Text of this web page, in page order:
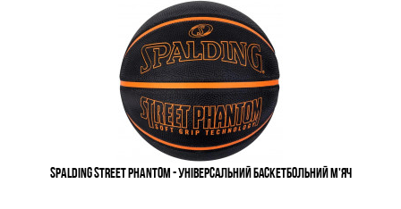
Spalding Street Phantom - Універсальний Баскетбольний М'яч